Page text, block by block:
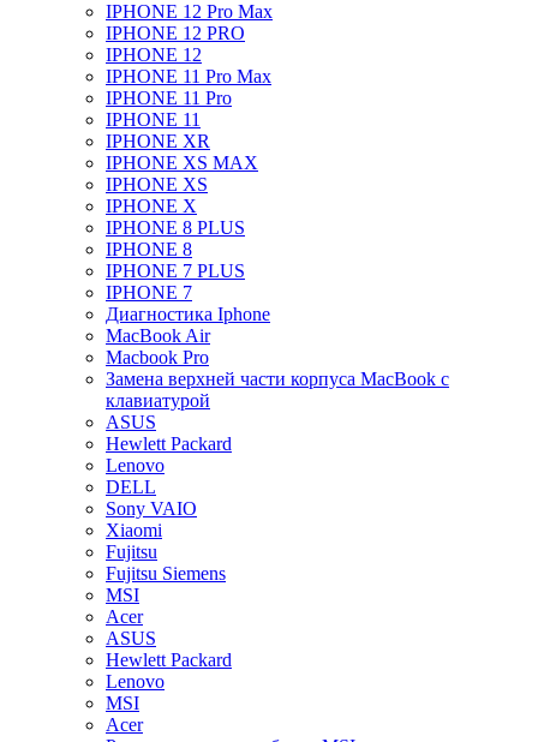
IPHONE 12 Pro Max
IPHONE 12 PRO
IPHONE 12
IPHONE 11 Pro Max
IPHONE 11 Pro
IPHONE 11
IPHONE XR
IPHONE XS MAX
IPHONE XS
IPHONE X
IPHONE 8 PLUS
IPHONE 8
IPHONE 7 PLUS
IPHONE 7
Диагностика Iphone
MacBook Air
Macbook Pro
Замена верхней части корпуса MacBook с
клавиатурой
ASUS
Hewlett Packard
Lenovo
DELL
Sony VAIO
Xiaomi
Fujitsu
Fujitsu Siemens
MSI
Acer
ASUS
Hewlett Packard
Lenovo
MSI
Acer